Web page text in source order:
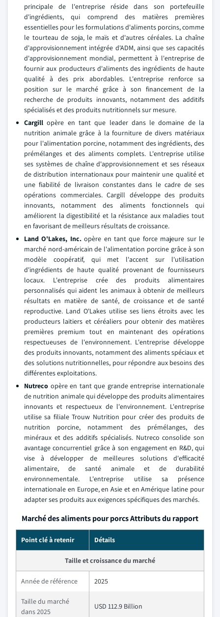
principale de l'entreprise réside dans son portefeuille
d'ingrédients, qui comprend des matières premières
essentielles pour les formulations d'aliments porcins, comme
le tourteau de soja, le maïs et d'autres céréales. La chaîne
d'approvisionnement intégrée d'ADM, ainsi que ses capacités
d'approvisionnement mondial, permettent à l'entreprise de
fournir aux producteurs d'aliments des ingrédients de haute
qualité à des prix abordables. L'entreprise renforce sa
position sur le marché grâce à son financement de la
recherche de produits innovants, notamment des additifs
spécialisés et des produits nutritionnels sur mesure.
Cargill opère en tant que leader dans le domaine de la
nutrition animale grâce à la fourniture de divers matériaux
pour l'alimentation porcine, notamment des ingrédients, des
prémélanges et des aliments complets. L'entreprise utilise
ses systèmes de chaîne d'approvisionnement et ses réseaux
de distribution internationaux pour maintenir une qualité et
une fiabilité de livraison constantes dans le cadre de ses
opérations commerciales. Cargill développe des produits
innovants, notamment des aliments fonctionnels qui
améliorent la digestibilité et la résistance aux maladies tout
en favorisant de meilleurs résultats de croissance.
Land O'Lakes, Inc.opère en tant que force majeure sur le
marché nord-américain de l'alimentation porcine grâce à son
modèle coopératif, qui met l'accent sur l'utilisation
d'ingrédients de haute qualité provenant de fournisseurs
locaux. L'entreprise crée des produits alimentaires
personnalisés qui aident les animaux à obtenir de meilleurs
résultats en matière de santé, de croissance et de santé
reproductive. Land O'Lakes utilise ses liens étroits avec les
producteurs laitiers et céréaliers pour obtenir des matières
premières premium tout en maintenant des opérations
respectueuses de l'environnement. L'entreprise développe
des produits innovants, notamment des aliments spéciaux et
des solutions nutritionnelles, pour répondre aux besoins des
différentes exploitations.
Nutreco opère en tant que grande entreprise internationale
de nutrition animale qui développe des produits alimentaires
innovants et respectueux de l'environnement. L'entreprise
utilise sa filiale Trouw Nutrition pour créer des produits de
nutrition porcine, notamment des prémélanges, des
minéraux et des additifs spécialisés. Nutreco consolide son
avantage concurrentiel grâce à son engagement en R&D, qui
vise à développer de meilleures solutions d'efficacité
alimentaire, de santé animale et de durabilité
environnementale. L'entreprise utilise sa présence
internationale en Europe, en Asie et en Amérique latine pour
adapter ses produits aux exigences spécifiques des marchés.
Marché des aliments pour porcs Attributs du rapport
Point clé à retenir Détails
Taille et croissance du marché
Année de référence 2025
Taille du marché
dans 2025
USD 112.9 Billion